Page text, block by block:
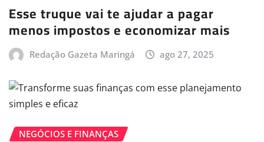
Esse truque vai te ajudar a pagar
menos impostos e economizar mais
Redação Gazeta Maringá ago 27, 2025
NEGÓCIOS E FINANÇAS